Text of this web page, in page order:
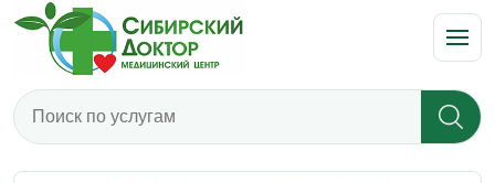
Поиск по прайсу